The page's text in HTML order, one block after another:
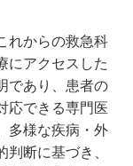
れからの救急科
にアクセスした
であり、患者の
応できる専門医
多様な疾病・外
断に基づき、